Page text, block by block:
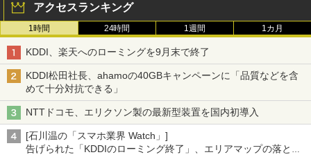
アクセスランキング
1時間 24時間 1週間 1カ月
KDDI、楽天へのローミングを9月末で終了
KDDI松田社長、ahamoの40GBキャンペーンに「品質などを含
めて十分対抗できる」
NTTドコモ、エリクソン製の最新型装置を国内初導入
[石川温の「スマホ業界 Watch」]
告げられた「KDDIのローミング終了」、エリアマップの落とし